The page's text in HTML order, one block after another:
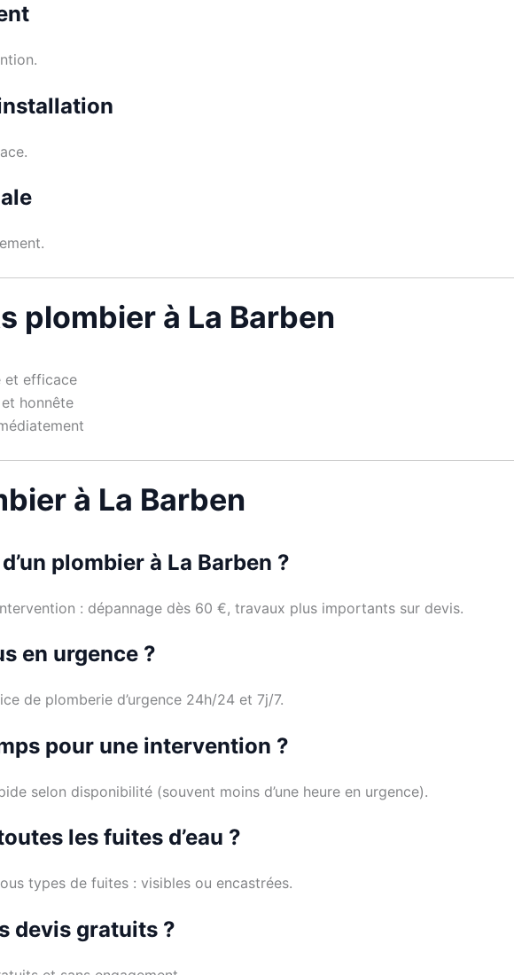
plombier à La Barben
et efficace
et honnête
à La Barben
plombier à La Barben ?
: dépannage dès 60 €, travaux plus importants sur devis.
en urgence ?
de plomberie d’urgence 24h/24 et 7j/7.
pour une intervention ?
selon disponibilité (souvent moins d’une heure en urgence).
les fuites d’eau ?
types de fuites : visibles ou encastrées.
devis gratuits ?